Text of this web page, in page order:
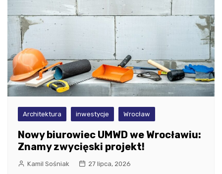
Architektura inwestycje Wrocław
Nowy biurowiec UMWD we Wrocławiu:
Znamy zwycięski projekt!
Kamil Sośniak 27 lipca, 2026